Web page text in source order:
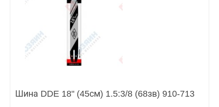
Шина DDE 18" (45см) 1.5:3/8 (68зв) 910-713